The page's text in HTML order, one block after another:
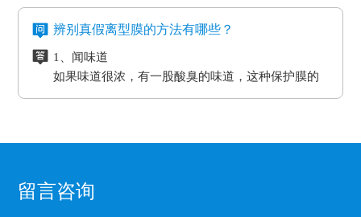
格上也会有很大的差异。
六、注意离型膜的使用范围
企业选购离型膜的主要目的就是为了满足产品的
生产需要，所以一定要根据离型膜的使用范围来
进行选择，要确保能够符合企业产品的生产要
用。
在模板和热压板之间，起到均匀传递热压板工作温
度和工作压力的作用。而且使用缓冲垫还可以使纸
的效果。另外硅胶缓冲垫还可以保护模板、弥补压
板误差保证热压机的正常工作。
在耐高温胶带的基材分很多种（PET,聚酰亚胺）
硅胶的胶水跟硅油离型膜同属矽利康的类别，时
间长了会产生各方面的反应就是贴死。
等；模切加工成其它任何形状，用于一些特殊用
氟素离型膜的特点：
耐湿性，防潮、防油，起到产品的隔离作用。
二、良好的耐高温性能、平滑度和强度。
三、氟塑离型膜可以防止预浸料粘连，又可以保
辨别真假离型膜的方法有哪些？
1、闻味道
如果味道很浓，有一股酸臭的味道，这种保护膜的
保持力非常差。
保护膜按照常规就应该卷得整齐，这样的保护膜没
留言咨询